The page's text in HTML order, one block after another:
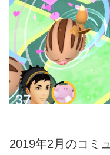
2019年2月のコミ